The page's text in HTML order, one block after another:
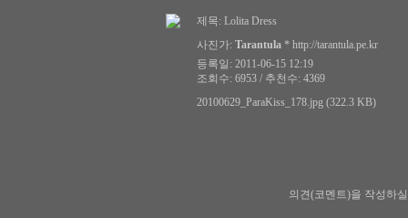
제목: Lolita Dress
사진가: Tarantula * http://tarantula.pe.kr
등록일: 2011-06-15 12:19
조회수: 6953 / 추천수: 4369
20100629_ParaKiss_178.jpg (322.3 KB)
의견(코멘트)을 작성하